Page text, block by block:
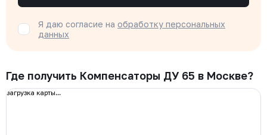
Я даю согласие на обработку персональных
данных
Где получить Компенсаторы ДУ 65 в Москве?
загрузка карты...